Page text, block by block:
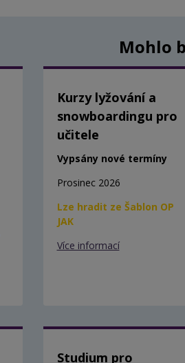
Mohlo
Kurzy lyžování a
snowboardingu pro
učitele
Vypsány nové termíny
Prosinec 2026
Lze hradit ze Šablon OP
JAK
Více informací
Studium pro